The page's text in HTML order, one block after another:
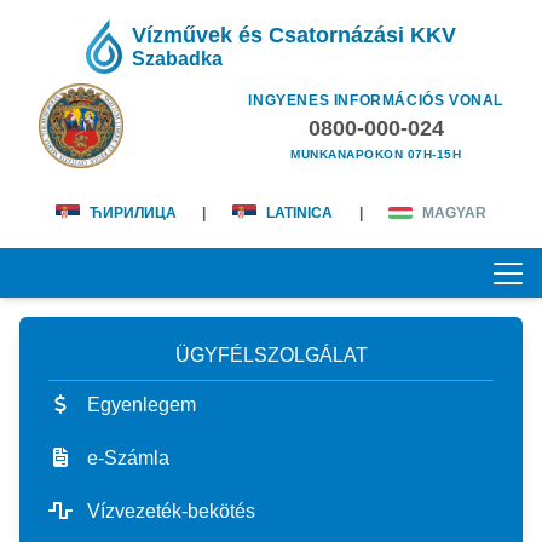
Vízművek és Csatornázási KKV
Szabadka
INGYENES INFORMÁCIÓS VONAL
0800-000-024
MUNKANAPOKON 07H-15H
ЋИРИЛИЦА LATINICA MAGYAR
KEZDŐOLDAL
RÓLUNK
magunkról
ÜGYFÉLSZOLGÁLAT
ÜGYFÉLSZOLGÁLAT
Egyenlegem
e-Számla
Vízvezeték-bekötés